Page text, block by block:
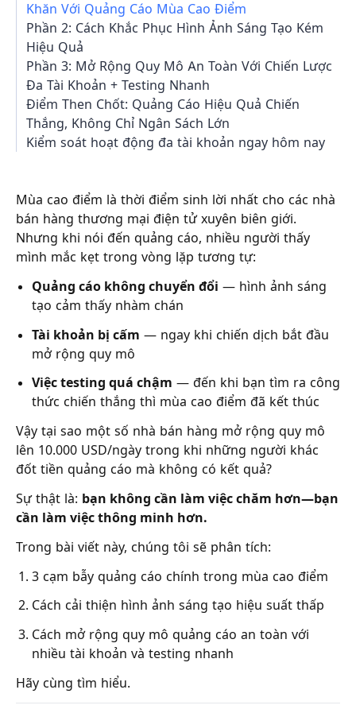
Khăn Với Quảng Cáo Mùa Cao Điểm
Phần 2: Cách Khắc Phục Hình Ảnh Sáng Tạo Kém
Hiệu Quả
Phần 3: Mở Rộng Quy Mô An Toàn Với Chiến Lược
Đa Tài Khoản + Testing Nhanh
Điểm Then Chốt: Quảng Cáo Hiệu Quả Chiến
Thắng, Không Chỉ Ngân Sách Lớn
Kiểm soát hoạt động đa tài khoản ngay hôm nay
Mùa cao điểm là thời điểm sinh lời nhất cho các nhà
bán hàng thương mại điện tử xuyên biên giới.
Nhưng khi nói đến quảng cáo, nhiều người thấy
mình mắc kẹt trong vòng lặp tương tự:
Quảng cáo không chuyển đổi — hình ảnh sáng
tạo cảm thấy nhàm chán
Tài khoản bị cấm — ngay khi chiến dịch bắt đầu
mở rộng quy mô
Việc testing quá chậm — đến khi bạn tìm ra công
thức chiến thắng thì mùa cao điểm đã kết thúc
Vậy tại sao một số nhà bán hàng mở rộng quy mô
lên 10.000 USD/ngày trong khi những người khác
đốt tiền quảng cáo mà không có kết quả?
Sự thật là: bạn không cần làm việc chăm hơn—bạn
cần làm việc thông minh hơn.
Trong bài viết này, chúng tôi sẽ phân tích:
3 cạm bẫy quảng cáo chính trong mùa cao điểm
Cách cải thiện hình ảnh sáng tạo hiệu suất thấp
Cách mở rộng quy mô quảng cáo an toàn với
nhiều tài khoản và testing nhanh
Hãy cùng tìm hiểu.